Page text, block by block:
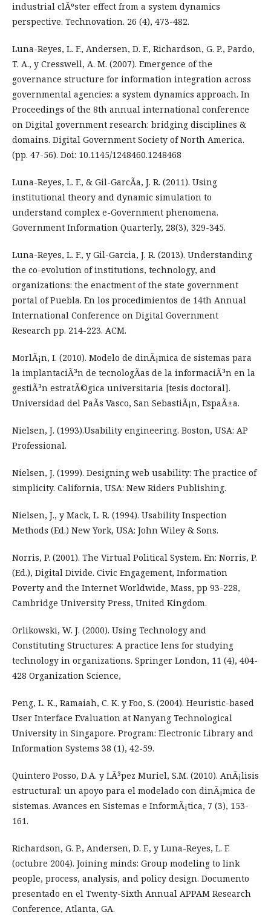
industrial clÃºster effect from a system dynamics
perspective. Technovation. 26 (4), 473-482.
Luna-Reyes, L. F., Andersen, D. F., Richardson, G. P., Pardo,
T. A., y Cresswell, A. M. (2007). Emergence of the
governance structure for information integration across
governmental agencies: a system dynamics approach. In
Proceedings of the 8th annual international conference
on Digital government research: bridging disciplines &
domains. Digital Government Society of North America.
(pp. 47-56). Doi: 10.1145/1248460.1248468
Luna-Reyes, L. F., & Gil-GarcÃ­a, J. R. (2011). Using
institutional theory and dynamic simulation to
understand complex e-Government phenomena.
Government Information Quarterly, 28(3), 329-345.
Luna-Reyes, L. F., y Gil-Garcia, J. R. (2013). Understanding
the co-evolution of institutions, technology, and
organizations: the enactment of the state government
portal of Puebla. En los procedimientos de 14th Annual
International Conference on Digital Government
Research pp. 214-223. ACM.
MorlÃ¡n, I. (2010). Modelo de dinÃ¡mica de sistemas para
la implantaciÃ³n de tecnologÃ­as de la informaciÃ³n en la
gestiÃ³n estratÃ©gica universitaria [tesis doctoral].
Universidad del PaÃ­s Vasco, San SebastiÃ¡n, EspaÃ±a.
Nielsen, J. (1993).Usability engineering. Boston, USA: AP
Professional.
Nielsen, J. (1999). Designing web usability: The practice of
simplicity. California, USA: New Riders Publishing.
Nielsen, J., y Mack, L. R. (1994). Usability Inspection
Methods (Ed.) New York, USA: John Wiley & Sons.
Norris, P. (2001). The Virtual Political System. En: Norris, P.
(Ed.), Digital Divide. Civic Engagement, Information
Poverty and the Internet Worldwide, Mass, pp 93-228,
Cambridge University Press, United Kingdom.
Orlikowski, W. J. (2000). Using Technology and
Constituting Structures: A practice lens for studying
technology in organizations. Springer London, 11 (4), 404-
428 Organization Science,
Peng, L. K., Ramaiah, C. K. y Foo, S. (2004). Heuristic-based
User Interface Evaluation at Nanyang Technological
University in Singapore. Program: Electronic Library and
Information Systems 38 (1), 42-59.
Quintero Posso, D.A. y LÃ³pez Muriel, S.M. (2010). AnÃ¡lisis
estructural: un apoyo para el modelado con dinÃ¡mica de
sistemas. Avances en Sistemas e InformÃ¡tica, 7 (3), 153-
161.
Richardson, G. P., Andersen, D. F., y Luna-Reyes, L. F.
(octubre 2004). Joining minds: Group modeling to link
people, process, analysis, and policy design. Documento
presentado en el Twenty-Sixth Annual APPAM Research
Conference, Atlanta, GA.